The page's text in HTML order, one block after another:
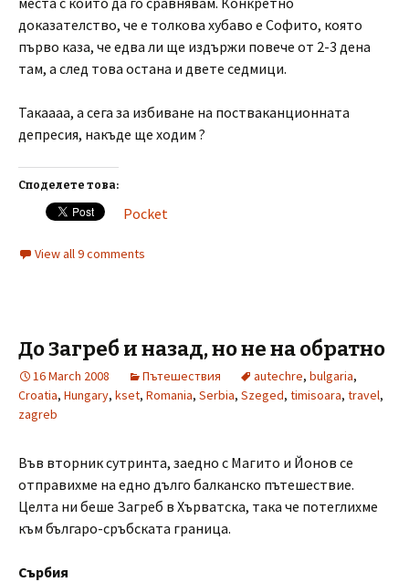
доказателство, че е толкова хубаво е Софито, която
първо каза, че едва ли ще издържи повече от 2-3 дена
там, а след това остана и двете седмици.
Такаааа, а сега за избиване на постваканционната
депресия, накъде ще ходим ?
Споделете това:
Pocket
View all 9 comments
До Загреб и назад, но не на обратно
16 March 2008 Пътешествия autechre, bulgaria,
Croatia, Hungary, kset, Romania, Serbia, Szeged, timisoara, travel,
zagreb
Във вторник сутринта, заедно с Магито и Йонов се
отправихме на едно дълго балканско пътешествие.
Целта ни беше Загреб в Хърватска, така че потеглихме
към българо-сръбската граница.
Сърбия